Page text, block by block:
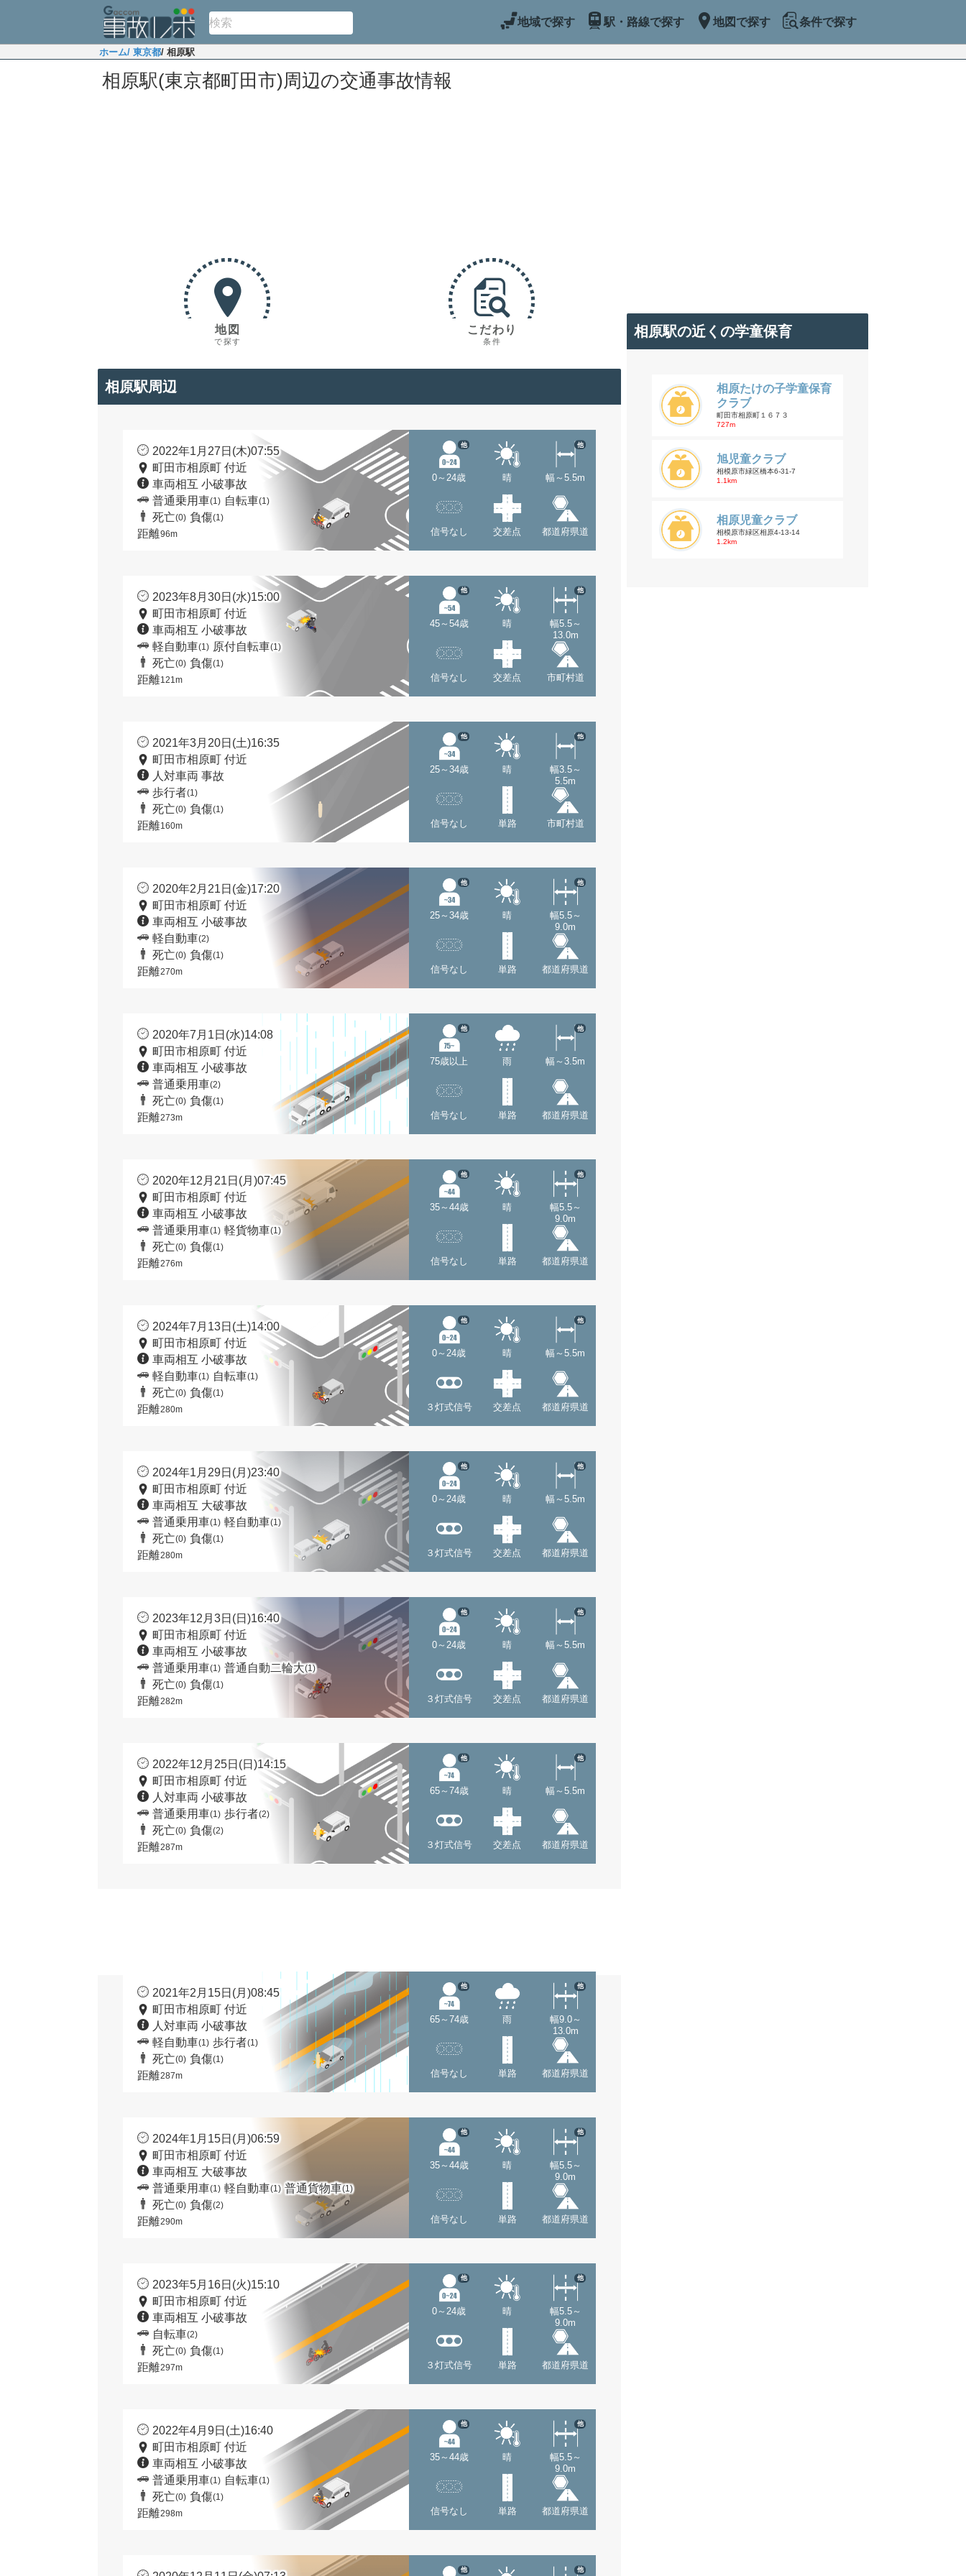
地域で探す 駅・路線で探す 地図で探す 条件で探す
ホーム/ 東京都/ 相原駅
相原駅(東京都町田市)周辺の交通事故情報
地図
で探す
こだわり
条件
相原駅周辺
2022年1月27日(木)07:55
町田市相原町 付近
車両相互 小破事故
普通乗用車(1) 自転車(1)
死亡(0) 負傷(1)
距離96m
0～24歳
他
晴 幅～5.5m
他
信号なし 交差点 都道府県道
2023年8月30日(水)15:00
町田市相原町 付近
車両相互 小破事故
軽自動車(1) 原付自転車(1)
死亡(0) 負傷(1)
距離121m
45～54歳
他
晴
幅5.5～
13.0m
他
信号なし 交差点 市町村道
2021年3月20日(土)16:35
町田市相原町 付近
人対車両 事故
歩行者(1)
死亡(0) 負傷(1)
距離160m
25～34歳
他
晴
幅3.5～
5.5m
他
信号なし 単路 市町村道
2020年2月21日(金)17:20
町田市相原町 付近
車両相互 小破事故
軽自動車(2)
死亡(0) 負傷(1)
距離270m
25～34歳
他
晴
幅5.5～
9.0m
他
信号なし 単路 都道府県道
2020年7月1日(水)14:08
町田市相原町 付近
車両相互 小破事故
普通乗用車(2)
死亡(0) 負傷(1)
距離273m
75歳以上
他
雨 幅～3.5m
他
信号なし 単路 都道府県道
2020年12月21日(月)07:45
町田市相原町 付近
車両相互 小破事故
普通乗用車(1) 軽貨物車(1)
死亡(0) 負傷(1)
距離276m
35～44歳
他
晴
幅5.5～
9.0m
他
信号なし 単路 都道府県道
2024年7月13日(土)14:00
町田市相原町 付近
車両相互 小破事故
軽自動車(1) 自転車(1)
死亡(0) 負傷(1)
距離280m
0～24歳
他
晴 幅～5.5m
他
３灯式信号 交差点 都道府県道
2024年1月29日(月)23:40
町田市相原町 付近
車両相互 大破事故
普通乗用車(1) 軽自動車(1)
死亡(0) 負傷(1)
距離280m
0～24歳
他
晴 幅～5.5m
他
３灯式信号 交差点 都道府県道
2023年12月3日(日)16:40
町田市相原町 付近
車両相互 小破事故
普通乗用車(1) 普通自動二輪大(1)
死亡(0) 負傷(1)
距離282m
0～24歳
他
晴 幅～5.5m
他
３灯式信号 交差点 都道府県道
2022年12月25日(日)14:15
町田市相原町 付近
人対車両 小破事故
普通乗用車(1) 歩行者(2)
死亡(0) 負傷(2)
距離287m
65～74歳
他
晴 幅～5.5m
他
３灯式信号 交差点 都道府県道
2021年2月15日(月)08:45
町田市相原町 付近
人対車両 小破事故
軽自動車(1) 歩行者(1)
死亡(0) 負傷(1)
距離287m
65～74歳
他
雨
幅9.0～
13.0m
他
信号なし 単路 都道府県道
2024年1月15日(月)06:59
町田市相原町 付近
車両相互 大破事故
普通乗用車(1) 軽自動車(1) 普通貨物車(1)
死亡(0) 負傷(2)
距離290m
35～44歳
他
晴
幅5.5～
9.0m
他
信号なし 単路 都道府県道
2023年5月16日(火)15:10
町田市相原町 付近
車両相互 小破事故
自転車(2)
死亡(0) 負傷(1)
距離297m
0～24歳
他
晴
幅5.5～
9.0m
他
３灯式信号 単路 都道府県道
2022年4月9日(土)16:40
町田市相原町 付近
車両相互 小破事故
普通乗用車(1) 自転車(1)
死亡(0) 負傷(1)
距離298m
35～44歳
他
晴
幅5.5～
9.0m
他
信号なし 単路 都道府県道
他 他
相原駅の近くの学童保育
相原たけの子学童保育
クラブ
町田市相原町１６７３
727m
旭児童クラブ
相模原市緑区橋本6-31-7
1.1km
相原児童クラブ
相模原市緑区相原4-13-14
1.2km